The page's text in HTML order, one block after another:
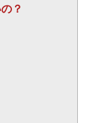
？